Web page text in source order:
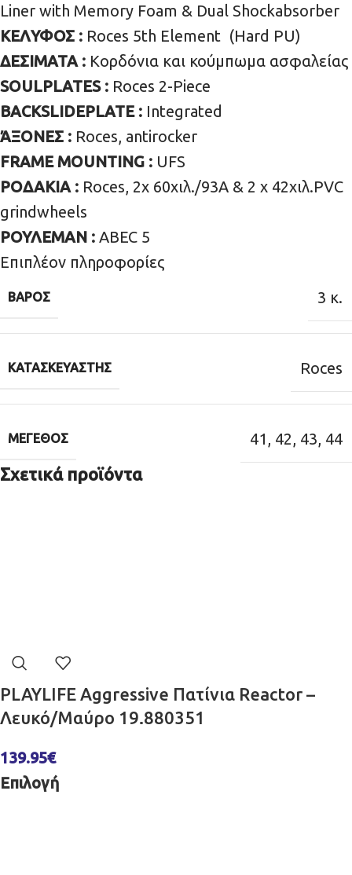
Liner with Memory Foam & Dual Shockabsorber
KEΛΥΦΟΣ : Roces 5th Element (Hard PU)
ΔΕΣΙΜΑΤΑ : Κορδόνια και κούμπωμα ασφαλείας
SOULPLATES : Roces 2-Piece
BACKSLIDEPLATE : Integrated
ΆΞΟΝΕΣ : Roces, antirocker
FRAME MOUNTING : UFS
ΡΟΔΑΚΙΑ : Roces, 2x 60χιλ./93Α & 2 x 42χιλ.PVC
grindwheels
ΡΟΥΛΕΜΑΝ : ABEC 5
Επιπλέον πληροφορίες
ΒΆΡΟΣ 3 κ.
ΚΑΤΑΣΚΕΥΑΣΤΉΣ Roces
ΜΈΓΕΘΟΣ 41 , 42, 43, 44
Σχετικά προϊόντα
PLAYLIFE Aggressive Πατίνια Reactor –
Λευκό/Μαύρο 19.880351
139.95€
Επιλογή